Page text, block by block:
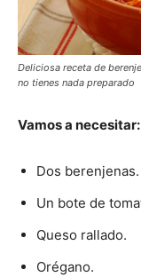
Deliciosa receta de
no tienes nada preparado
Vamos a necesitar:
Dos berenjenas.
Un bote de
Queso rallado.
Orégano.